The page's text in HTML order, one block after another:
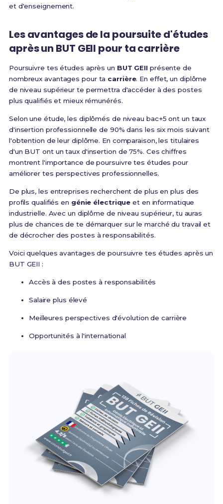
et d'enseignement.
Les avantages de la poursuite d'études
après un BUT GEII pour ta carrière
Poursuivre tes études après un BUT GEII présente de
nombreux avantages pour ta carrière. En effet, un diplôme
de niveau supérieur te permettra d'accéder à des postes
plus qualifiés et mieux rémunérés.
Selon une étude, les diplômés de niveau bac+5 ont un taux
d'insertion professionnelle de 90% dans les six mois suivant
l'obtention de leur diplôme. En comparaison, les titulaires
d'un BUT ont un taux d'insertion de 75%. Ces chiffres
montrent l'importance de poursuivre tes études pour
améliorer tes perspectives professionnelles.
De plus, les entreprises recherchent de plus en plus des
profils qualifiés en génie électrique et en informatique
industrielle. Avec un diplôme de niveau supérieur, tu auras
plus de chances de te démarquer sur le marché du travail et
de décrocher des postes à responsabilités.
Voici quelques avantages de poursuivre tes études après un
BUT GEII :
Accès à des postes à responsabilités
Salaire plus élevé
Meilleures perspectives d'évolution de carrière
Opportunités à l'international